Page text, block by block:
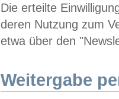
Die erteilte
deren Nutzung zum
etwa über den
Weitergabe